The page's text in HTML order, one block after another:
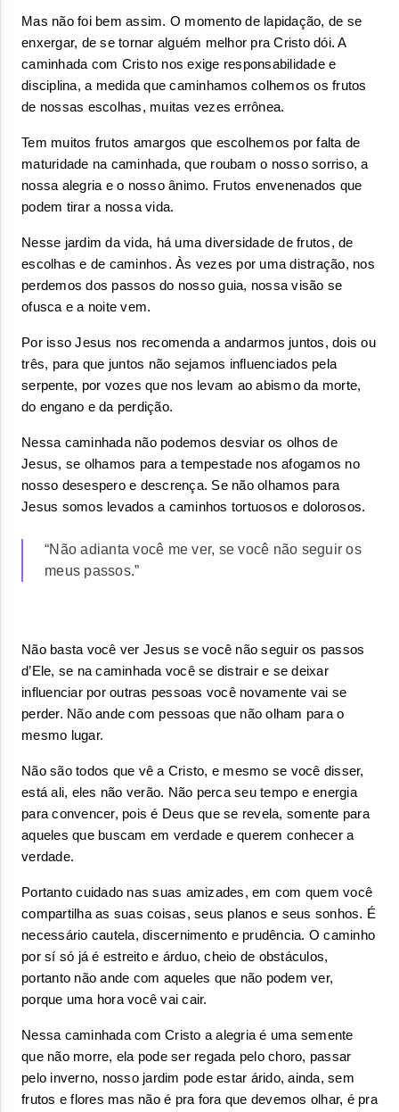
Mas não foi bem assim. O momento de lapidação, de se
enxergar, de se tornar alguém melhor pra Cristo dói. A
caminhada com Cristo nos exige responsabilidade e
disciplina, a medida que caminhamos colhemos os frutos
de nossas escolhas, muitas vezes errônea.
Tem muitos frutos amargos que escolhemos por falta de
maturidade na caminhada, que roubam o nosso sorriso, a
nossa alegria e o nosso ânimo. Frutos envenenados que
podem tirar a nossa vida.
Nesse jardim da vida, há uma diversidade de frutos, de
escolhas e de caminhos. Às vezes por uma distração, nos
perdemos dos passos do nosso guia, nossa visão se
ofusca e a noite vem.
Por isso Jesus nos recomenda a andarmos juntos, dois ou
três, para que juntos não sejamos influenciados pela
serpente, por vozes que nos levam ao abismo da morte,
do engano e da perdição.
Nessa caminhada não podemos desviar os olhos de
Jesus, se olhamos para a tempestade nos afogamos no
nosso desespero e descrença. Se não olhamos para
Jesus somos levados a caminhos tortuosos e dolorosos.
“Não adianta você me ver, se você não seguir os
meus passos.”
Não basta você ver Jesus se você não seguir os passos
d’Ele, se na caminhada você se distrair e se deixar
influenciar por outras pessoas você novamente vai se
perder. Não ande com pessoas que não olham para o
mesmo lugar.
Não são todos que vê a Cristo, e mesmo se você disser,
está ali, eles não verão. Não perca seu tempo e energia
para convencer, pois é Deus que se revela, somente para
aqueles que buscam em verdade e querem conhecer a
verdade.
Portanto cuidado nas suas amizades, em com quem você
compartilha as suas coisas, seus planos e seus sonhos. É
necessário cautela, discernimento e prudência. O caminho
por sí só já é estreito e árduo, cheio de obstáculos,
portanto não ande com aqueles que não podem ver,
porque uma hora você vai cair.
Nessa caminhada com Cristo a alegria é uma semente
que não morre, ela pode ser regada pelo choro, passar
pelo inverno, nosso jardim pode estar árido, ainda, sem
frutos e flores mas não é pra fora que devemos olhar, é pra